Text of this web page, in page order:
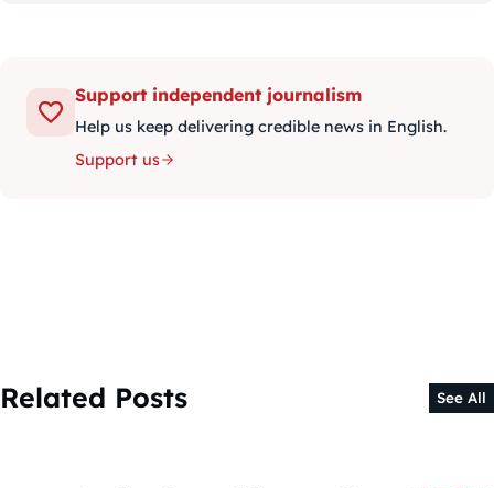
Support independent journalism
Help us keep delivering credible news in English.
Support us
Related Posts See All